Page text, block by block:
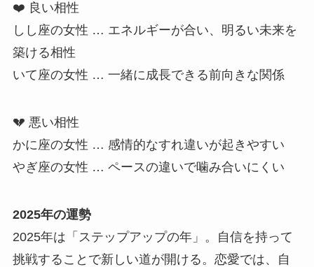
❤️ 良い相性
しし座の女性 … エネルギーが合い、明るい未来を
築ける相性
いて座の女性 … 一緒に成長できる前向きな関係
💔 悪い相性
かに座の女性 … 感情的なすれ違いが起きやすい
やぎ座の女性 … ペースの違いで噛み合いにくい
2025年の運勢
2025年は「ステップアップの年」。自信を持って
挑戦することで新しい道が開ける。恋愛では、自